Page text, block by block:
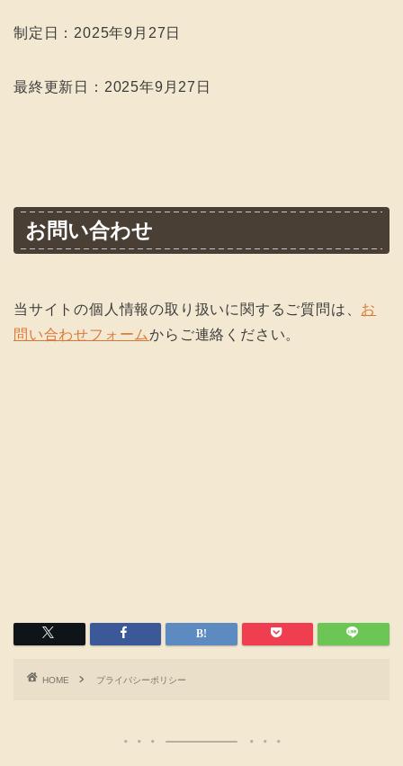
制定日：2025年9月27日
最終更新日：2025年9月27日
お問い合わせ
当サイトの個人情報の取り扱いに関するご質問は、 お
問い合わせフォームからご連絡ください。
HOME プライバシーポリシー